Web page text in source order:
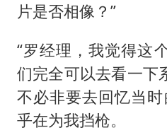
片是否相像？”
“罗经理，我觉得这
们完全可以去看一下
不必非要去回忆当
乎在为我挡枪。